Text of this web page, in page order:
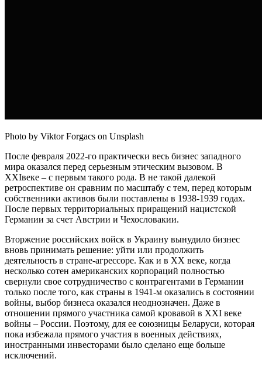
Photo by Viktor Forgacs on Unsplash
После февраля 2022-го практически весь бизнес западного
мира оказался перед серьезным этическим вызовом. В
XXIвеке – с первым такого рода. В не такой далекой
ретроспективе он сравним по масштабу с тем, перед которым
собственники активов были поставлены в 1938-1939 годах.
После первых территориальных приращений нацистской
Германии за счет Австрии и Чехословакии.
Вторжение российских войск в Украину вынудило бизнес
вновь принимать решение: уйти или продолжить
деятельность в стране-агрессоре. Как и в XX веке, когда
несколько сотен американских корпораций полностью
свернули свое сотрудничество с контрагентами в Германии
только после того, как страны в 1941-м оказались в состоянии
войны, выбор бизнеса оказался неоднозначен. Даже в
отношении прямого участника самой кровавой в XXI веке
войны – России. Поэтому, для ее союзницы Беларуси, которая
пока избежала прямого участия в военных действиях,
иностранными инвесторами было сделано еще больше
исключений.